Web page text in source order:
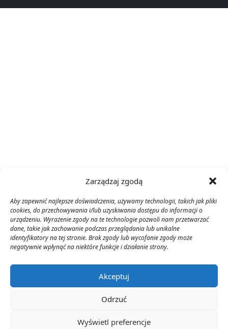
Zarządzaj zgodą
Aby zapewnić najlepsze doświadczenia, używamy technologii, takich jak pliki
cookies, do przechowywania i/lub uzyskiwania dostępu do informacji o
urządzeniu. Wyrażenie zgody na te technologie pozwoli nam przetwarzać
dane, takie jak zachowanie podczas przeglądania lub unikalne
identyfikatory na tej stronie. Brak zgody lub wycofanie zgody może
negatywnie wpłynąć na niektóre funkcje i działanie strony.
Akceptuj
Odrzuć
Wyświetl preferencje